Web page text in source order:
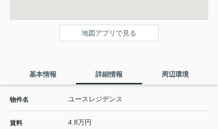
地図アプリで見る
基本情報 詳細情報 周辺環境
物件名 ユースレジデンス
賃料 4.8万円